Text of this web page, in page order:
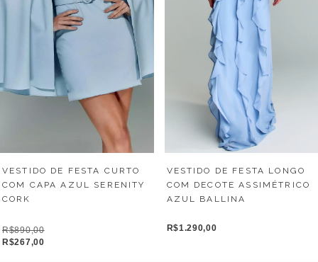
VESTIDO DE FESTA CURTO
COM CAPA AZUL SERENITY
CORK
R$890,00
R$267,00
VESTIDO DE FESTA LONGO
COM DECOTE ASSIMÉTRICO
AZUL BALLINA
R$1.290,00